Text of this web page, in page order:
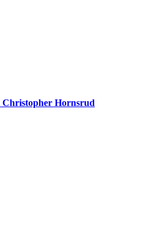
Christopher Hornsrud